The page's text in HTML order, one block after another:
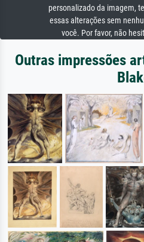
personalizado da imagem,
essas alterações sem
você. Por favor, não
Outras impressões